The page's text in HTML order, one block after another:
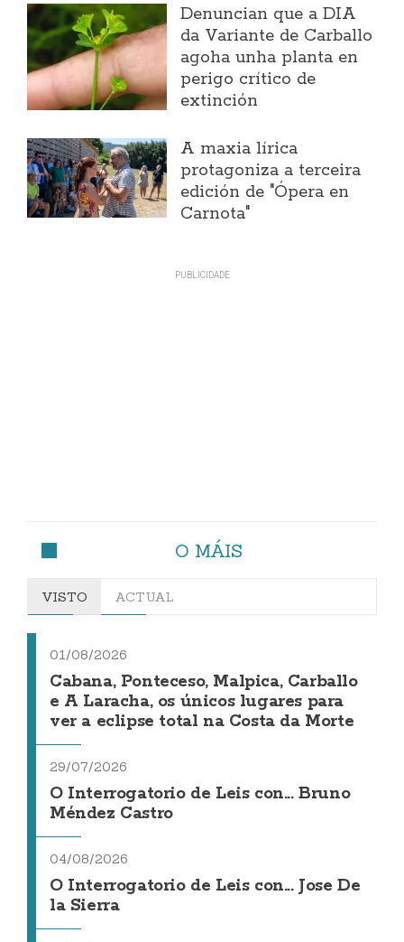
Denuncian que a DIA
da Variante de Carballo
agoha unha planta en
perigo crítico de
extinción
A maxia lírica
protagoniza a terceira
edición de "Ópera en
Carnota"
O MÁIS
VISTO ACTUAL
01/08/2026
Cabana, Ponteceso, Malpica, Carballo
e A Laracha, os únicos lugares para
ver a eclipse total na Costa da Morte
29/07/2026
O Interrogatorio de Leis con... Bruno
Méndez Castro
04/08/2026
O Interrogatorio de Leis con... Jose De
la Sierra